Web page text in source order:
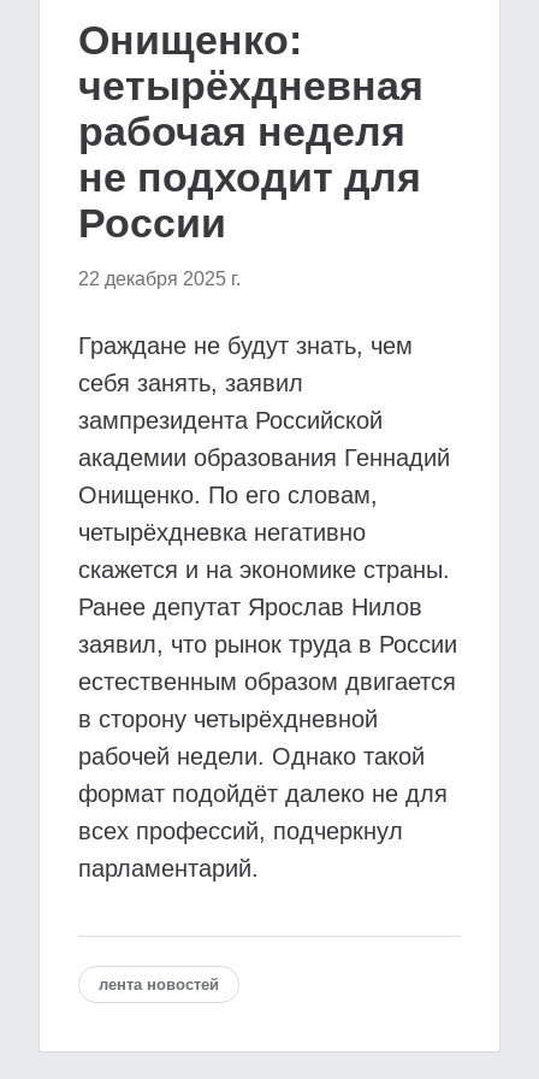
Онищенко:
четырёхдневная
рабочая неделя
не подходит для
России
22 декабря 2025 г.
Граждане не будут знать, чем
себя занять, заявил
зампрезидента Российской
академии образования Геннадий
Онищенко. По его словам,
четырёхдневка негативно
скажется и на экономике страны.
Ранее депутат Ярослав Нилов
заявил, что рынок труда в России
естественным образом двигается
в сторону четырёхдневной
рабочей недели. Однако такой
формат подойдёт далеко не для
всех профессий, подчеркнул
парламентарий.
лента новостей